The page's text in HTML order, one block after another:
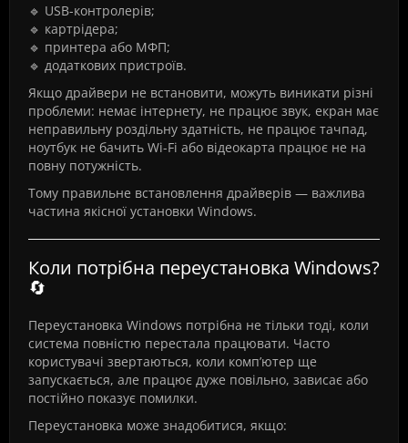
🔹 USB-контролерів;
🔹 картрідера;
🔹 принтера або МФП;
🔹 додаткових пристроїв.
Якщо драйвери не встановити, можуть виникати різні
проблеми: немає інтернету, не працює звук, екран має
неправильну роздільну здатність, не працює тачпад,
ноутбук не бачить Wi-Fi або відеокарта працює не на
повну потужність.
Тому правильне встановлення драйверів — важлива
частина якісної установки Windows.
Коли потрібна переустановка Windows?
🔄
Переустановка Windows потрібна не тільки тоді, коли
система повністю перестала працювати. Часто
користувачі звертаються, коли комп’ютер ще
запускається, але працює дуже повільно, зависає або
постійно показує помилки.
Переустановка може знадобитися, якщо: